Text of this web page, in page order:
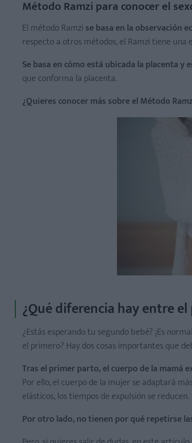
Método Ramzi para conocer el
El método Ramzi se basa en la observación
respecto a otros métodos, el Ramzi tiene una
Se basa en cómo está ubicada la placenta
que conforma la placenta.
¿Quieres conocer más sobre el Método
¿Qué diferencia hay entre
¿Estás esperando tu segundo bebé? ¡Es
el primero? Hay dos cosas importantes que
Tras el primer parto, el cuerpo de la mamá
Por ello, el cuerpo de la mujer se adaptará
elásticos, los tiempos de expulsión se reducen.
Por otro lado, no tienen por qué repetirse